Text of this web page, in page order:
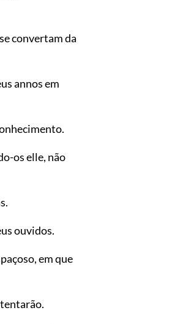
convertam da
annos em
os elle, não
ouvidos.
em que